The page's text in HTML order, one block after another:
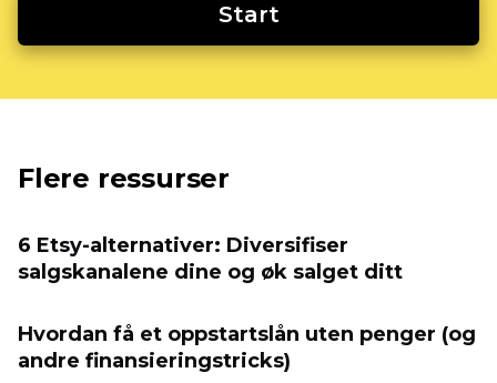
Start
Flere ressurser
6 Etsy-alternativer: Diversifiser
salgskanalene dine og øk salget ditt
Hvordan få et oppstartslån uten penger (og
andre finansieringstricks)